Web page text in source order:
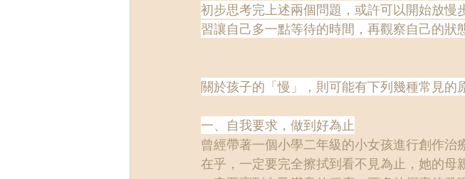
初步思考完上述兩個問題，或許可以開始放
習讓自己多一點等待的時間，再觀察自己的狀
關於孩子的「慢」，則可能有下列幾種常見的
一、自我要求，做到好為止
曾經帶著一個小學二年級的小女孩進行創作
在乎，一定要完全擦拭到看不見為止，她的母